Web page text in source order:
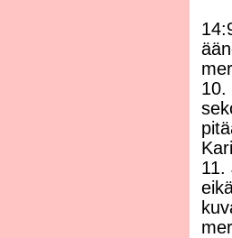
10.
11.